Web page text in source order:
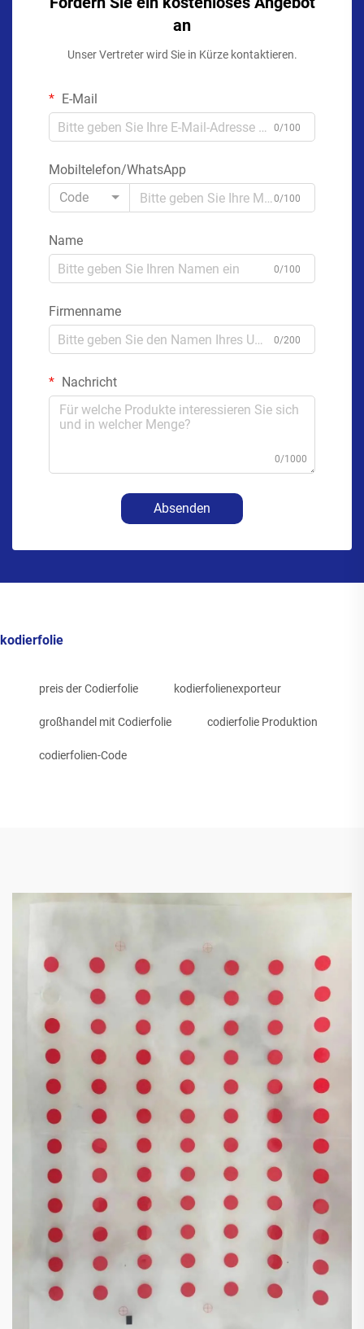
an
Unser Vertreter wird Sie in Kürze kontaktieren.
E-Mail
0/100
Mobiltelefon/WhatsApp
Code
0/100
Name
0/100
Firmenname
0/200
Nachricht
0/1000
Absenden
kodierfolie
preis der Codierfolie kodierfolienexporteur
großhandel mit Codierfolie codierfolie Produktion
codierfolien-Code